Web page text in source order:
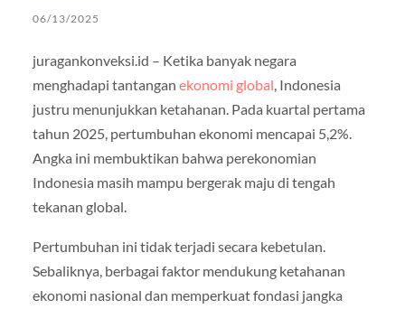
06/13/2025
juragankonveksi.id – Ketika banyak negara
menghadapi tantangan ekonomi global, Indonesia
justru menunjukkan ketahanan. Pada kuartal pertama
tahun 2025, pertumbuhan ekonomi mencapai 5,2%.
Angka ini membuktikan bahwa perekonomian
Indonesia masih mampu bergerak maju di tengah
tekanan global.
Pertumbuhan ini tidak terjadi secara kebetulan.
Sebaliknya, berbagai faktor mendukung ketahanan
ekonomi nasional dan memperkuat fondasi jangka